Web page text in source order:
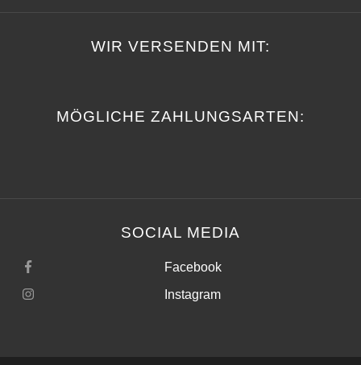
WIR VERSENDEN MIT:
MÖGLICHE ZAHLUNGSARTEN:
SOCIAL MEDIA
Facebook
Instagram